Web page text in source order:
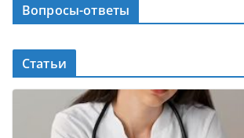
Вопросы-ответы
Статьи